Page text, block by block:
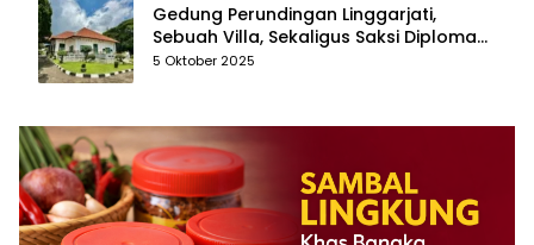
Gedung Perundingan Linggarjati,
Sebuah Villa, Sekaligus Saksi Diplomasi
yang Mengubah Arah Bangsa
5 Oktober 2025